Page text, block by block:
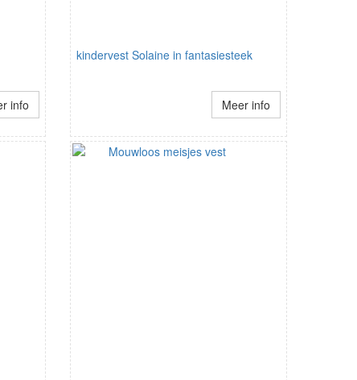
info
kindervest Solaine in fantasiesteek
Meer info